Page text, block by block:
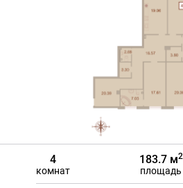
4
комнат
183.7 м2
площадь